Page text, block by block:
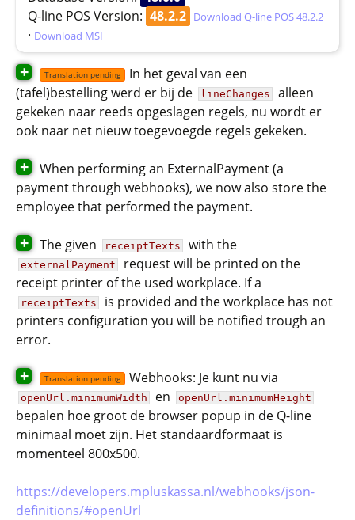
Q-line POS Version: 48.2.2 Download Q-line POS 48.2.2
· Download MSI
+ Translation pending
In het geval van een
(tafel)bestelling werd er bij de
lineChanges
alleen
gekeken naar reeds opgeslagen regels, nu wordt er
ook naar net nieuw toegevoegde regels gekeken.
+
When performing an ExternalPayment (a
payment through webhooks), we now also store the
employee that performed the payment.
+ The given receiptTexts with the
externalPayment
request will be printed on the
receipt printer of the used workplace. If a
receiptTexts
is provided and the workplace has not
printers configuration you will be notified trough an
error.
+ Translation pending Webhooks: Je kunt nu via
openUrl.minimumWidth en openUrl.minimumHeight
bepalen hoe groot de browser popup in de Q-line
minimaal moet zijn. Het standaardformaat is
momenteel 800x500.
https://developers.mpluskassa.nl/webhooks/json-
definitions/#openUrl